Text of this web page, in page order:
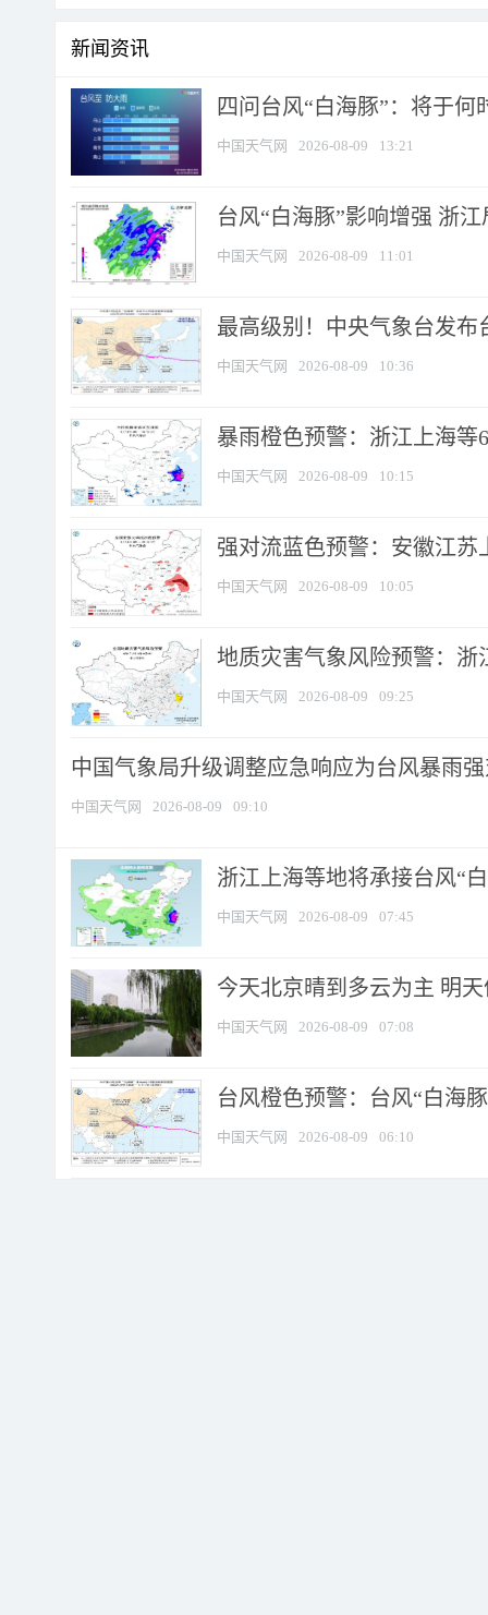
新闻资讯
四问台风“白海豚”：将于
中国天气网 2026-08-09 13:21
台风“白海豚”影响增强 浙
中国天气网 2026-08-09 11:01
最高级别！中央气象台发布
中国天气网 2026-08-09 10:36
暴雨橙色预警：浙江上海等
中国天气网 2026-08-09 10:15
强对流蓝色预警：安徽江苏
中国天气网 2026-08-09 10:05
地质灾害气象风险预警：浙
中国天气网 2026-08-09 09:25
中国气象局升级调整应急响应为台风暴雨
中国天气网 2026-08-09 09:10
浙江上海等地将承接台风“
中国天气网 2026-08-09 07:45
今天北京晴到多云为主 明
中国天气网 2026-08-09 07:08
台风橙色预警：台风“白海
中国天气网 2026-08-09 06:10